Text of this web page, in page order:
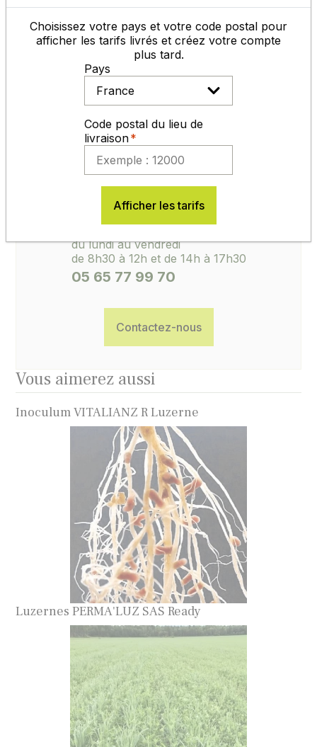
numéro de lot. Sans ces éléments, aucune
réclamation ne pourra être ouverte.
Autre nom commercial :
ACCUEIL, CONSEILS, SAV
du lundi au vendredi
de 8h30 à 12h et de 14h à 17h30
05 65 77 99 70
Contactez-nous
Vous aimerez aussi
Inoculum VITALIANZ R Luzerne
Luzernes PERMA'LUZ SAS Ready
Choisissez votre pays et votre code postal pour
afficher les tarifs livrés et créez votre compte
plus tard.
Pays
Code postal du lieu de
livraison
Afficher les tarifs